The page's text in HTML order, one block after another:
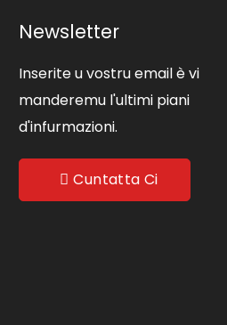
Newsletter
Inserite u vostru email è vi
manderemu l'ultimi piani
d'infurmazioni.
Cuntatta Ci